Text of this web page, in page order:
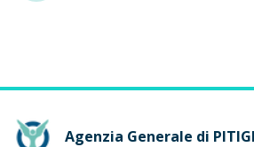
Agenzia Generale di